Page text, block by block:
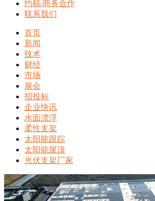
约稿/商务合作
联系我们
首页
新闻
技术
财经
市场
展会
招投标
企业快讯
水面漂浮
柔性支架
太阳能跟踪
太阳能屋顶
光伏支架厂家